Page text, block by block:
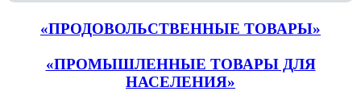
«ПРОДОВОЛЬСТВЕННЫЕ ТОВАРЫ»
«ПРОМЫШЛЕННЫЕ ТОВАРЫ ДЛЯ
НАСЕЛЕНИЯ»